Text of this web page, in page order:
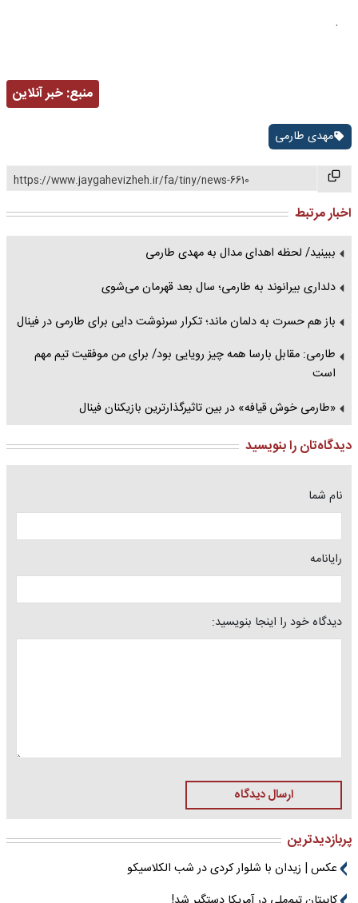
.
منبع:خبر آنلاین
مهدی طارمی
https://www.jaygahevizheh.ir/fa/tiny/news-6610
اخبار مرتبط
ببینید/ لحظه اهدای مدال به مهدی طارمی
دلداری بیرانوند به طارمی؛ سال بعد قهرمان می‌شوی
باز هم حسرت به دلمان ماند؛ تکرار سرنوشت دایی برای طارمی در فینال
طارمی: مقابل بارسا همه چیز رویایی بود/ برای من موفقیت تیم مهم
است
«طارمی خوش قیافه» در بین تاثیرگذارترین بازیکنان فینال
دیدگاه‌تان را بنویسید
نام شما
رایانامه
دیدگاه خود را اینجا بنویسید:
ارسال دیدگاه
پربازدیدترین
عکس | زیدان با شلوار کردی در شب الکلاسیکو